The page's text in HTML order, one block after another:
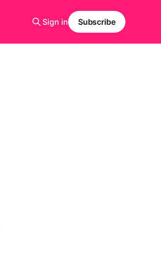
Sign in Subscribe